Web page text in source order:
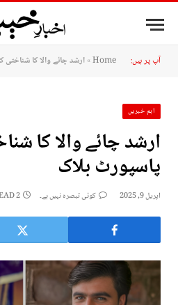
آپ پر ہیں: Home
»ارشد چائے والا کا شناختی
اہم خبریں
ارشد چائے والا کا
پاسپورٹ بلاک
اپریل 9, 2025 کوئی تبصرہ نہیں ہے۔ 2 MINS READ